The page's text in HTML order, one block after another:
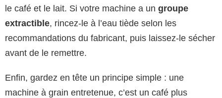
le café et le lait. Si votre machine a un groupe
extractible, rincez-le à l’eau tiède selon les
recommandations du fabricant, puis laissez-le sécher
avant de le remettre.
Enfin, gardez en tête un principe simple : une
machine à grain entretenue, c’est un café plus